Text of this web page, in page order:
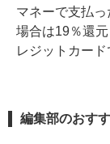
マネーで支払
場合は19％還
レジットカー
編集部のおす